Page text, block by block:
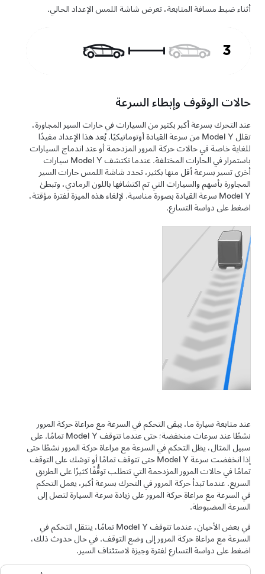
أثناء ضبط مسافة المتابعة، تعرض شاشة اللمس الإعداد الحالي.
حالات الوقوف وإبطاء السرعة
عند التحرك بسرعة أكبر بكثير من السيارات في حارات السير المجاورة،
تقللModel Yمن سرعة القيادة أوتوماتيكيًا. يُعد هذا الإعداد مفيدًا
للغاية خاصة في حالات حركة المرور المزدحمة أو عند اندماج السيارات
باستمرار في الحارات المختلفة. عندما تكتشفModel Yسيارات
أخرى تسير بسرعة أقل منها بكثير، تحددشاشة اللمسحارات السير
المجاورة بأسهم والسيارات التي تم اكتشافها باللون الرمادي، وتبطئ
Model Yسرعة القيادة بصورة مناسبة. لإلغاء هذه الميزة لفترة مؤقتة،
اضغط على دواسة التسارع.
عند متابعة سيارة ما، يبقىالتحكم في السرعة مع مراعاة حركة المرور
نشطًا عند سرعات منخفضة؛ حتى عندما تتوقفModel Yتمامًا. على
سبيل المثال، يظلالتحكم في السرعة مع مراعاة حركة المرورنشطًا حتى
إذا انخفضت سرعةModel Yحتى تتوقف تمامًا أو توشك على التوقف
تمامًا في حالات المرور المزدحمة التي تتطلب توقُّفًا كثيرًا على الطريق
السريع. عندما تبدأ حركة المرور في التحرك بسرعة أكبر، يعملالتحكم
في السرعة مع مراعاة حركة المرورعلى زيادة سرعة السيارة لتصل إلى
السرعة المضبوطة.
في بعض الأحيان، عندما تتوقفModel Yتمامًا، ينتقلالتحكم في
السرعة مع مراعاة حركة المرورإلى وضع التوقف. في حال حدوث ذلك،
اضغط على دواسة التسارع لفترة وجيزة لاستئناف السير.